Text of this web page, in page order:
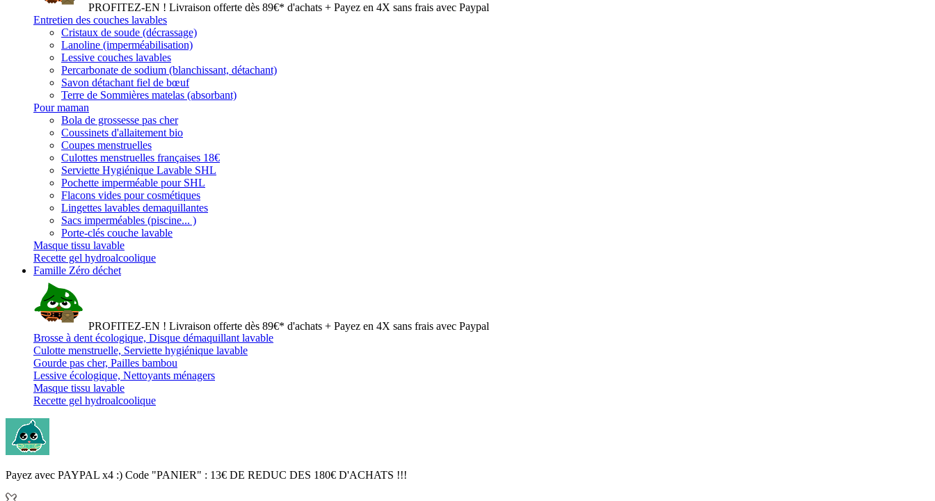
PROFITEZ-EN ! Livraison offerte dès 89€* d'achats + Payez en 4X sans frais avec Paypal
Entretien des couches lavables
Cristaux de soude (décrassage)
Lanoline (imperméabilisation)
Lessive couches lavables
Percarbonate de sodium (blanchissant, détachant)
Savon détachant fiel de bœuf
Terre de Sommières matelas (absorbant)
Pour maman
Bola de grossesse pas cher
Coussinets d'allaitement bio
Coupes menstruelles
Culottes menstruelles françaises 18€
Serviette Hygiénique Lavable SHL
Pochette imperméable pour SHL
Flacons vides pour cosmétiques
Lingettes lavables demaquillantes
Sacs imperméables (piscine... )
Porte-clés couche lavable
Masque tissu lavable
Recette gel hydroalcoolique
Famille Zéro déchet
PROFITEZ-EN ! Livraison offerte dès 89€* d'achats + Payez en 4X sans frais avec Paypal
Brosse à dent écologique, Disque démaquillant lavable
Culotte menstruelle, Serviette hygiénique lavable
Gourde pas cher, Pailles bambou
Lessive écologique, Nettoyants ménagers
Masque tissu lavable
Recette gel hydroalcoolique
Payez avec PAYPAL x4 :) Code "PANIER" : 13€ DE REDUC DES 180€ D'ACHATS !!!